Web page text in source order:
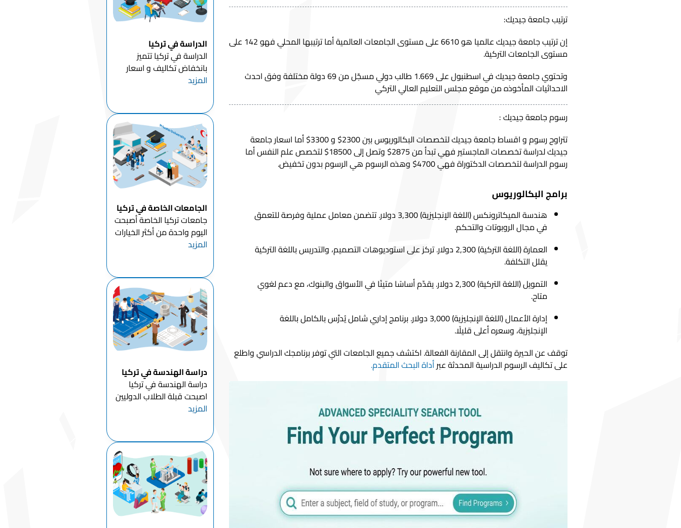
ترتيب جامعة جيديك:
إن ترتيب جامعة جيديك عالميا هو 6610 على مستوى الجامعات العالمية أما ترتيبها المحلي فهو 142 على
مستوى الجامعات التركية.
وتحتوي جامعة جيديك في اسطنبول على 1.669 طالب دولي مسجّل من 69 دولة مختلفة وفق احدث
الاحداثيات المأخوذه من موقعمجلس التعليم العالي التركي
رسوم جامعة جيديك :
تتراوح رسوم و اقساط جامعة جيديك لتخصصات البكالوريوس بين 2300$ و 3300$ أما اسعار جامعة
جيديك لدراسة تخصصات الماجستير فهي تبدأ من 2875$ وتصل إلى 18500$ لتخصص علم النفس أما
رسوم الدراسة لتخصصات الدكتوراة فهي 4700$ وهذه الرسوم هي الرسوم بدون تخفيض.
برامج البكالوريوس
هندسة الميكاترونكس (اللغة الإنجليزية) 3,300 دولار. تتضمن معامل عملية وفرصة للتعمق
في مجال الروبوتات والتحكم.
العمارة (اللغة التركية) 2,300 دولار. تركز على استوديوهات التصميم، والتدريس باللغة التركية
يقلل التكلفة.
التمويل (اللغة التركية) 2,300 دولار. يقدّم أساسًا متينًا في الأسواق والبنوك، مع دعم لغوي
متاح.
إدارة الأعمال (اللغة الإنجليزية) 3,000 دولار. برنامج إداري شامل يُدرَّس بالكامل باللغة
الإنجليزية، وسعره أعلى قليلًا.
توقف عن الحيرة وانتقل إلى المقارنة الفعالة. اكتشف جميع الجامعات التي توفر برنامجك الدراسي واطلع
على تكاليف الرسوم الدراسية المحدثة عبرأداة البحث المتقدم.
الدراسة في تركيا
الدراسة في تركيا تتميز
بانخفاض تكاليف و اسعار
التعليم في تركيا للطلاب
معظم جامعات تركيا توفر
لطلابها امكانية الدراسه في
تركيا بال...
المزيد
الجامعات الخاصة في تركيا
جامعات تركيا الخاصة أصبحت
اليوم واحدة من أكثر الخيارات
شعبية للطلاب الذين يرغبون
التعليم العالمية. يوجد في
تركيا حوالي 70 جامعة خاصة
(وقفية) منتشرة في المدن...
المزيد
دراسة الهندسة في تركيا
دراسة الهندسة في تركيا
اصبحت قبلة الطلاب الدوليين
بجميع اختصاصاتها في
مقدمتها التطور الصناعي
الكبير الذي شهدته تركيا
وذلك في جميع مجالات
الصنا...
المزيد